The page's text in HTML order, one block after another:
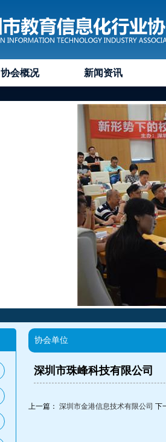
协会概况 新闻资讯
协会单位
深圳市珠峰科技有限公司
上一篇： 深圳市金港信息技术有限公司 下